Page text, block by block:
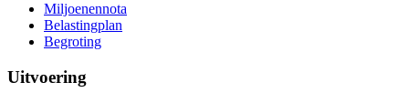
Miljoenennota
Belastingplan
Begroting
Uitvoering